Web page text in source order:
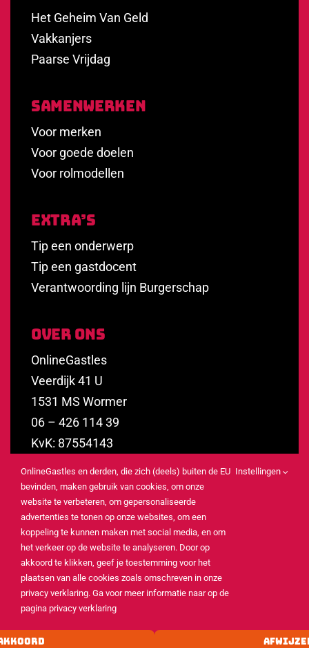
Het Geheim Van Geld
Vakkanjers
Paarse Vrijdag
Samenwerken
Voor merken
Voor goede doelen
Voor rolmodellen
Extra’s
Tip een onderwerp
Tip een gastdocent
Verantwoording lijn Burgerschap
Over Ons
OnlineGastles
Veerdijk 41 U
1531 MS Wormer
06 – 426 114 39
KvK: 87554143
info@onlinegastles.nl
© 2026 OnlineGastles |
Privacy verklaring
OnlineGastles en derden, die zich (deels) buiten de EU
bevinden, maken gebruik van cookies, om onze
website te verbeteren, om gepersonaliseerde
advertenties te tonen op onze websites, om een
koppeling te kunnen maken met social media, en om
het verkeer op de website te analyseren. Door op
akkoord te klikken, geef je toestemming voor het
plaatsen van alle cookies zoals omschreven in onze
privacy verklaring. Ga voor meer informatie naar op de
pagina privacy verklaring
Instellingen